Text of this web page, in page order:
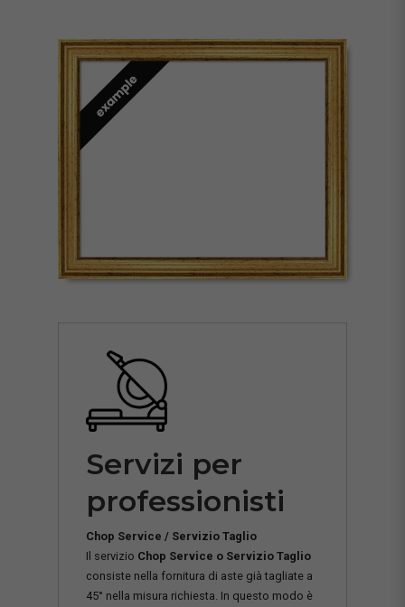
Servizi per
professionisti
Chop Service / Servizio Taglio
Il servizio Chop Service o Servizio Taglio
consiste nella fornitura di aste già tagliate a
45° nella misura richiesta. In questo modo è